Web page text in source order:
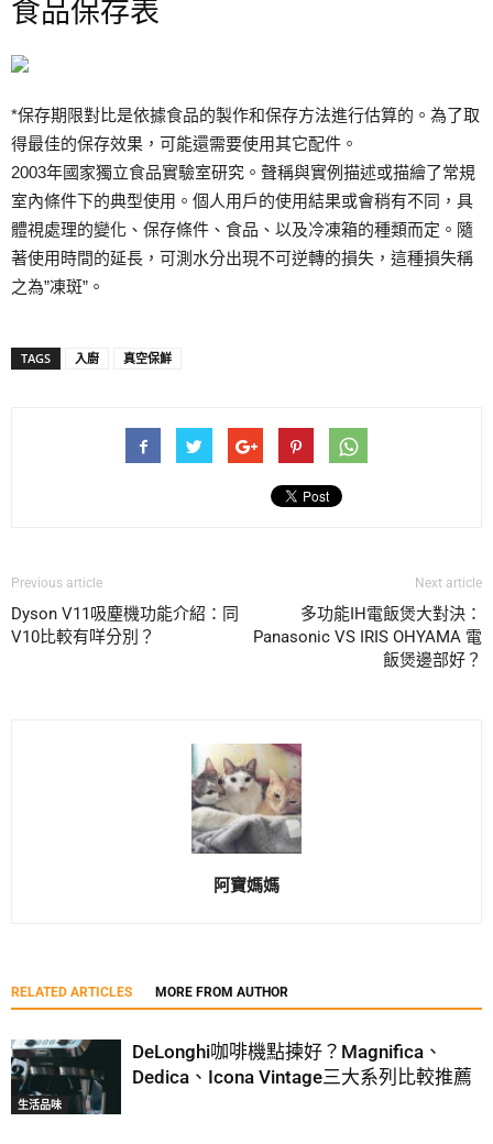
食品保存表
*保存期限對比是依據食品的製作和保存方法進行估算的。為了取
得最佳的保存效果，可能還需要使用其它配件。
2003年國家獨立食品實驗室研究。聲稱與實例描述或描繪了常規
室內條件下的典型使用。個人用戶的使用結果或會稍有不同，具
體視處理的變化、保存條件、食品、以及冷凍箱的種類而定。隨
著使用時間的延長，可測水分出現不可逆轉的損失，這種損失稱
之為”凍斑”。
TAGS 入廚 真空保鮮
Previous article
Dyson V11吸塵機功能介紹：同
V10比較有咩分別？
Next article
多功能IH電飯煲大對決：
Panasonic VS IRIS OHYAMA 電
飯煲邊部好？
阿寶媽媽
RELATED ARTICLES MORE FROM AUTHOR
生活品味
DeLonghi咖啡機點揀好？Magnifica、
Dedica、Icona Vintage三大系列比較推薦